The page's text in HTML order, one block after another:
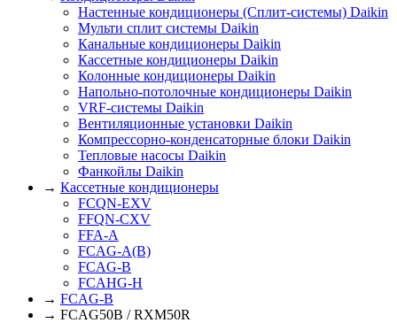
Настенные кондиционеры (Сплит-системы) Daikin
Мульти сплит системы Daikin
Канальные кондиционеры Daikin
Кассетные кондиционеры Daikin
Колонные кондиционеры Daikin
Напольно-потолочные кондиционеры Daikin
VRF-системы Daikin
Вентиляционные установки Daikin
Компрессорно-конденсаторные блоки Daikin
Тепловые насосы Daikin
Фанкойлы Daikin
→ Кассетные кондиционеры
FCQN-EXV
FFQN-CXV
FFA-A
FCAG-A(B)
FCAG-B
FCAHG-H
→ FCAG-B
→ FCAG50B / RXM50R